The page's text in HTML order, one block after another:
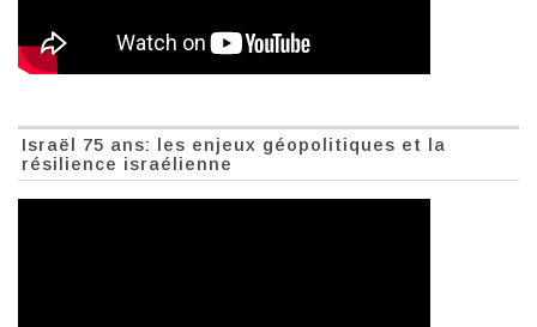
Israël 75 ans: les enjeux géopolitiques et la
résilience israélienne